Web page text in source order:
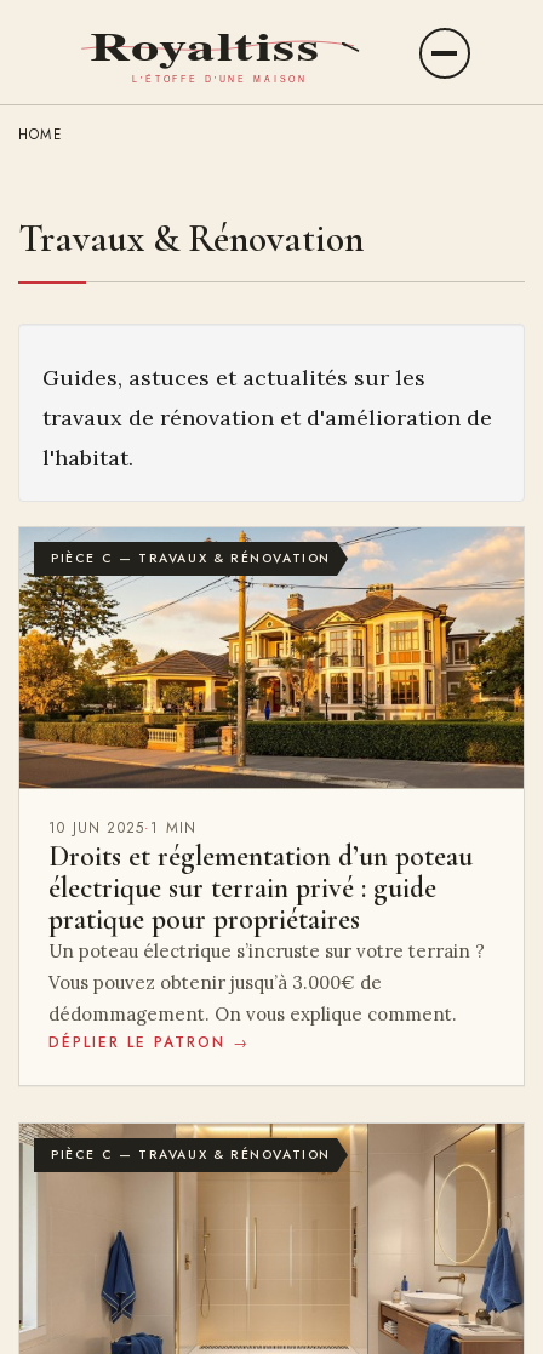
Ouvrir
le
HOME
Travaux & Rénovation
Guides, astuces et actualités sur les
travaux de rénovation et d'amélioration de
l'habitat.
PIÈCE C — TRAVAUX & RÉNOVATION
10 JUN 2025·1 MIN
Droits et réglementation d’un poteau
électrique sur terrain privé : guide
pratique pour propriétaires
Un poteau électrique s’incruste sur votre terrain ?
Vous pouvez obtenir jusqu’à 3.000€ de
dédommagement. On vous explique comment.
DÉPLIER LE PATRON →
PIÈCE C — TRAVAUX & RÉNOVATION